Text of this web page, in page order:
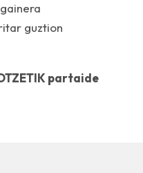
guztion
partaide